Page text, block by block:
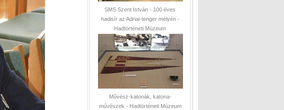
SMS Szent István - 100 éves
hadisír az Adriai-tenger mélyén -
Hadtörténeti Múzeum
Művész-katonák, katona-
művészek - Hadtörténeti Múzeum